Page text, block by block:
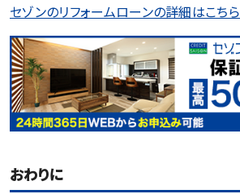
セゾンのリフォームローンの詳細はこちら
おわりに